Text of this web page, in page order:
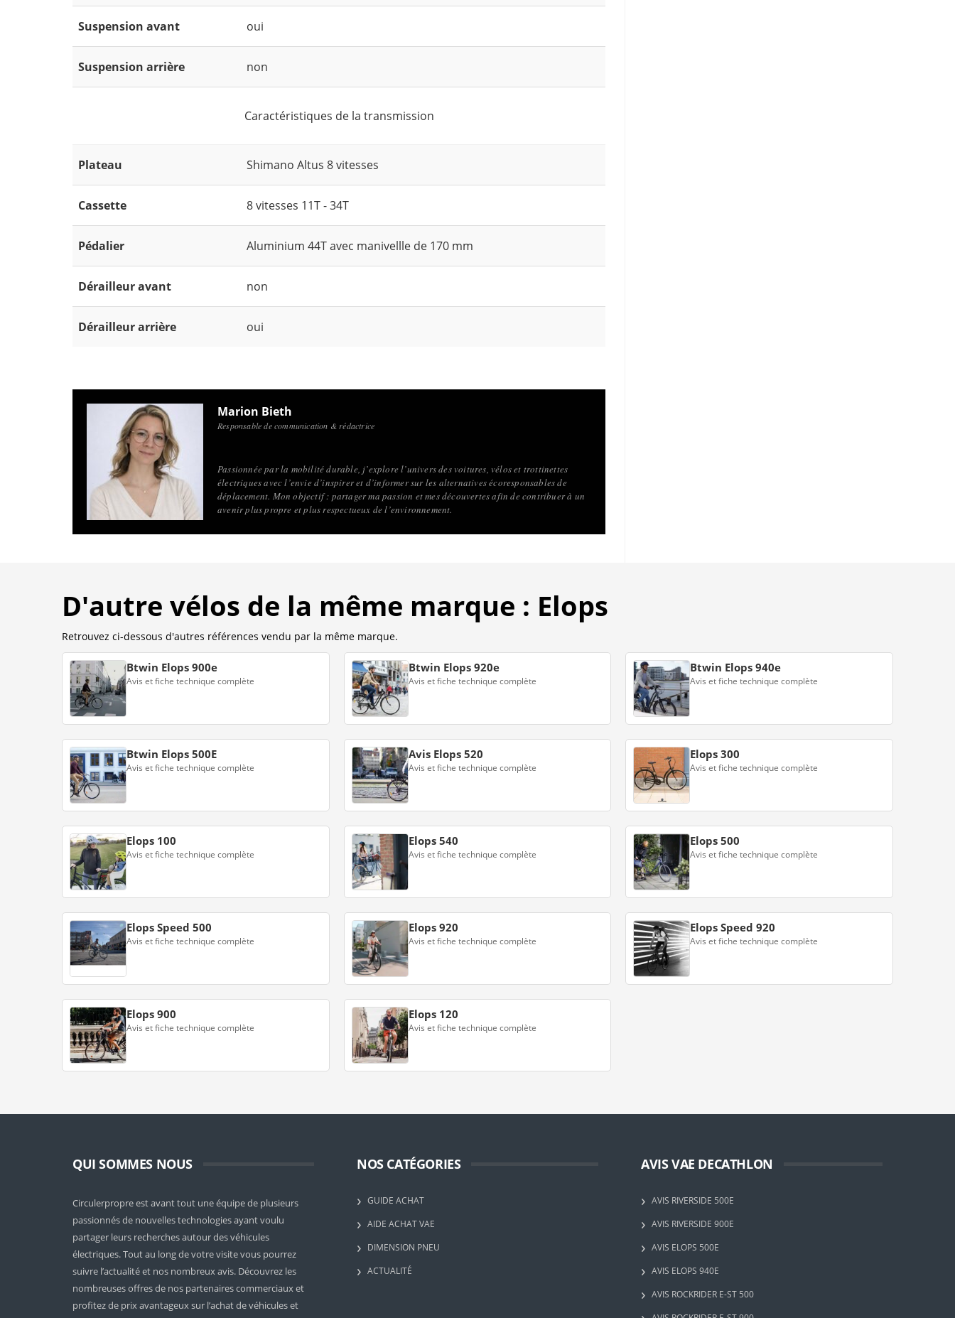
Suspension avant oui
Suspension arrière non
Caractéristiques de la transmission
Plateau Shimano Altus 8 vitesses
Cassette 8 vitesses 11T - 34T
Pédalier Aluminium 44T avec manivellle de 170 mm
Dérailleur avant non
Dérailleur arrière oui
Marion Bieth
Responsable de communication & rédactrice
Passionnée par la mobilité durable, j’explore l’univers des voitures, vélos et trottinettes
électriques avec l’envie d’inspirer et d’informer sur les alternatives écoresponsables de
déplacement. Mon objectif : partager ma passion et mes découvertes afin de contribuer à un
avenir plus propre et plus respectueux de l’environnement.
D'autre vélos de la même marque : Elops
Retrouvez ci-dessous d'autres références vendu par la même marque.
Btwin Elops 900e
Avis et fiche technique complète
Btwin Elops 920e
Avis et fiche technique complète
Btwin Elops 940e
Avis et fiche technique complète
Btwin Elops 500E
Avis et fiche technique complète
Avis Elops 520
Avis et fiche technique complète
Elops 300
Avis et fiche technique complète
Elops 100
Avis et fiche technique complète
Elops 540
Avis et fiche technique complète
Elops 500
Avis et fiche technique complète
Elops Speed 500
Avis et fiche technique complète
Elops 920
Avis et fiche technique complète
Elops Speed 920
Avis et fiche technique complète
Elops 900
Avis et fiche technique complète
Elops 120
Avis et fiche technique complète
QUI SOMMES NOUS
Circulerpropre est avant tout une équipe de plusieurs
passionnés de nouvelles technologies ayant voulu
partager leurs recherches autour des véhicules
électriques. Tout au long de votre visite vous pourrez
suivre l’actualité et nos nombreux avis. Découvrez les
nombreuses offres de nos partenaires commerciaux et
profitez de prix avantageux sur l’achat de véhicules et
NOS CATÉGORIES
GUIDE ACHAT
AIDE ACHAT VAE
DIMENSION PNEU
ACTUALITÉ
AVIS VAE DECATHLON
AVIS RIVERSIDE 500E
AVIS RIVERSIDE 900E
AVIS ELOPS 500E
AVIS ELOPS 940E
AVIS ROCKRIDER E-ST 500